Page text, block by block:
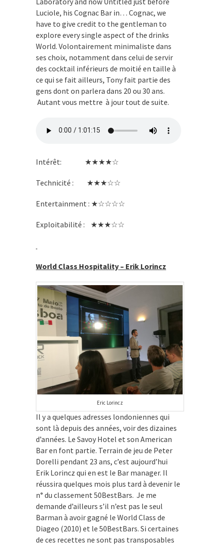
Luciole, his Cognac Bar in… Cognac, we
have to give credit to the gentleman to
explore every single aspect of the drinks
World. Volontairement minimaliste dans
ses choix, notamment dans celui de servir
des cocktail inférieurs de moitié en taille à
ce qui se fait ailleurs, Tony fait partie des
gens dont on parlera dans 20 ou 30 ans.
Autant vous mettre à jour tout de suite.
Intérêt: ★★★★☆
Technicité : ★★★☆☆
Entertainment : ★☆☆☆☆
Exploitabilité : ★★★☆☆
World Class Hospitality – Erik Lorincz
Eric Lorincz
Il y a quelques adresses londoniennes qui
sont là depuis des années, voir des dizaines
d’années. Le Savoy Hotel et son American
Bar en font partie. Terrain de jeu de Peter
Dorelli pendant 23 ans, c’est aujourd’hui
Erik Lorincz qui en est le Bar manager. Il
réussira quelques mois plus tard à devenir le
n° du classement 50BestBars. Je me
demande d’ailleurs s’il n’est pas le seul
Barman à avoir gagné le World Class de
Diageo (2010) et le 50BestBars. Si certaines
de ces recettes ne sont pas transposables